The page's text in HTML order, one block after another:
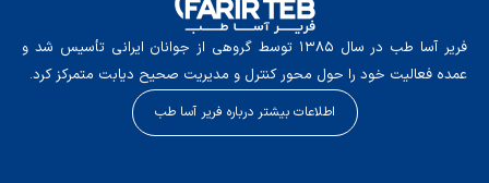
فریر آسا طب در سال ۱۳۸۵ توسط گروهی از جوانان ایرانی تأسیس شد و
عمده فعالیت خود را حول محور کنترل و مدیریت صحیح دیابت متمرکز کرد.
اطلاعات بیشتر درباره فریر آسا طب